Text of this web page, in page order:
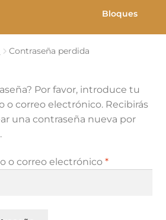
Bloques
Contraseña perdida
Por favor, introduce tu
o correo electrónico. Recibirás
una contraseña nueva por
o correo electrónico *